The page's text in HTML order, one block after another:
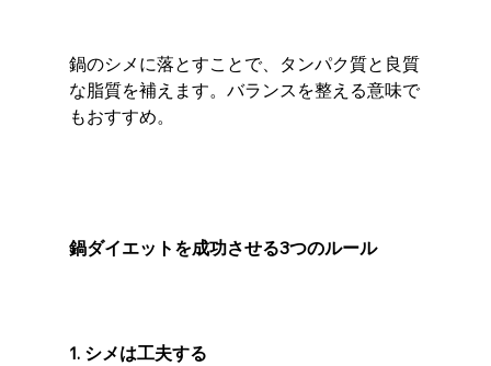
鍋のシメに落とすことで、タンパク質と良質
な脂質を補えます。バランスを整える意味で
もおすすめ。
鍋ダイエットを成功させる3つのルール
1. シメは工夫する